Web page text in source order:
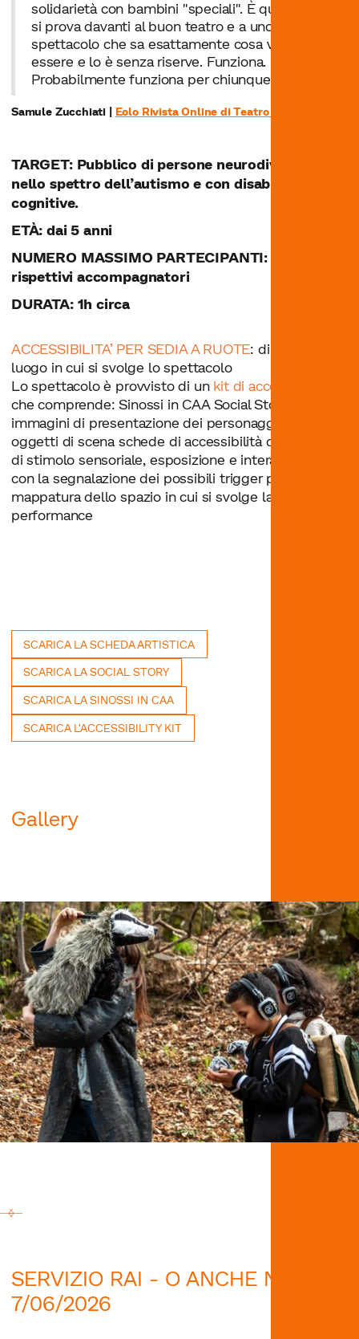
solidarietà con bambini "speciali". È quella che
si prova davanti al buon teatro e a uno
spettacolo che sa esattamente cosa vuole
essere e lo è senza riserve. Funziona.
Probabilmente funziona per chiunque.
Samule Zucchiati | Eolo Rivista Online di Teatro Ragazzi
TARGET: Pubblico di persone neurodivergenti,
nello spettro dell’autismo e con disabilità
cognitive.
ETÀ: dai 5 anni
NUMERO MASSIMO PARTECIPANTI: 5 + i
rispettivi accompagnatori
DURATA: 1h circa
ACCESSIBILITA’ PER SEDIA A RUOTE: dipende dal
luogo in cui si svolge lo spettacolo
Lo spettacolo è provvisto di unkit di accessibilità
che comprende: Sinossi in CAA Social Story video e
immagini di presentazione dei personaggi e degli
oggetti di scena schede di accessibilità con il livello
di stimolo sensoriale, esposizione e interattività e
con la segnalazione dei possibili trigger presenti
mappatura dello spazio in cui si svolge la
performance
SCARICA LA SCHEDA ARTISTICA
SCARICA LA SOCIAL STORY
SCARICA LA SINOSSI IN CAA
SCARICA L'ACCESSIBILITY KIT
Gallery
SERVIZIO RAI - O ANCHE NO
7/06/2026